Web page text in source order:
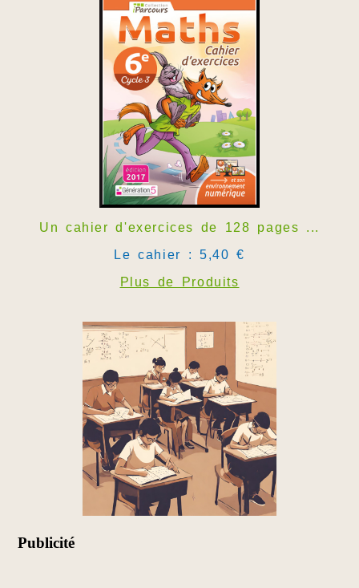
Un cahier d'exercices de 128 pages ...
Le cahier : 5,40 €
Plus de Produits
Publicité